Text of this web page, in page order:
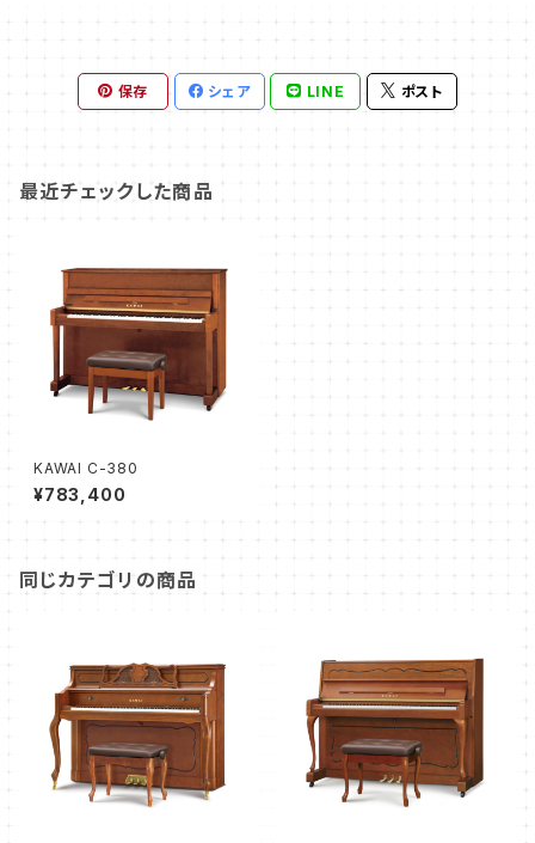
保存 シェア LINE ポスト
最近チェックした商品
KAWAI C-380
¥783,400
同じカテゴリの商品